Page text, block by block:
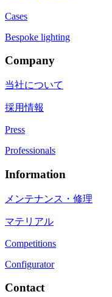
Cases
Bespoke lighting
Company
当社について
採用情報
Press
Professionals
Information
メンテナンス・修理
マテリアル
Competitions
Configurator
Contact